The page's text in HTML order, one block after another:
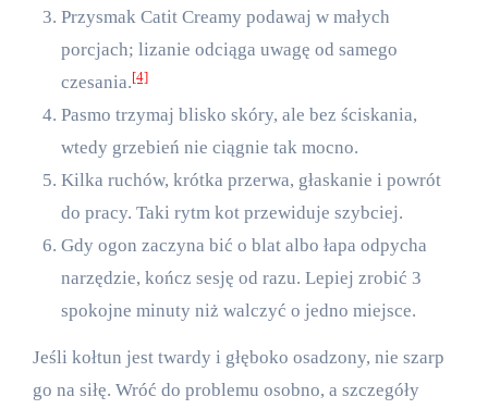
Przysmak Catit Creamy podawaj w małych
porcjach; lizanie odciąga uwagę od samego
czesania. [4]
Pasmo trzymaj blisko skóry, ale bez ściskania,
wtedy grzebień nie ciągnie tak mocno.
Kilka ruchów, krótka przerwa, głaskanie i powrót
do pracy. Taki rytm kot przewiduje szybciej.
Gdy ogon zaczyna bić o blat albo łapa odpycha
narzędzie, kończ sesję od razu. Lepiej zrobić 3
spokojne minuty niż walczyć o jedno miejsce.
Jeśli kołtun jest twardy i głęboko osadzony, nie szarp
go na siłę. Wróć do problemu osobno, a szczegóły